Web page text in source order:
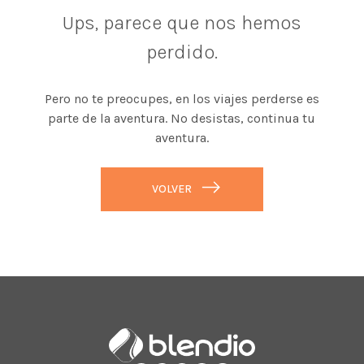
Ups, parece que nos hemos
perdido.
Pero no te preocupes, en los viajes perderse es
parte de la aventura. No desistas, continua tu
aventura.
VOLVER